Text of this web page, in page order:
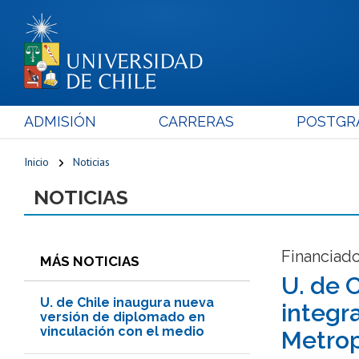
ADMISIÓN CARRERAS
Inicio Noticias
NOTICIAS
MÁS NOTICIAS
U. de Chile inaugura nueva
versión de diplomado en
vinculación con el medio
U. de